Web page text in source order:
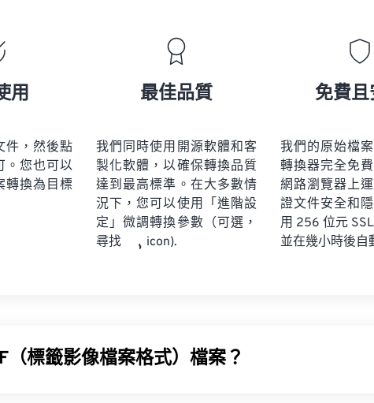
用
件，然後點
。您也可以
轉換為目標
最佳品質
我們同時使用開源軟體和客
製化軟體，以確保轉換品質
達到最高標準。在大多數情
況下，您可以使用「進階設
定」微調轉換參數（可選，
尋找
icon).
免費且
我們的原始檔
轉換器完全免
網路瀏覽器上
證文件安全和
用 256 位元
並在幾小時後自
（標籤影像檔案格式）檔案？